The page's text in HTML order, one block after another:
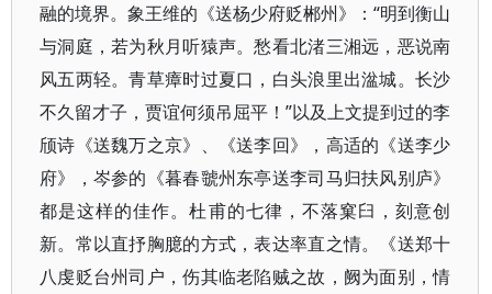
融的境界。象王维的《送杨少府贬郴州》：“明到衡山
与洞庭，若为秋月听猿声。愁看北渚三湘远，恶说南
风五两轻。青草瘴时过夏口，白头浪里出湓城。长沙
不久留才子，贾谊何须吊屈平！”以及上文提到过的李
颀诗《送魏万之京》、《送李回》，高适的《送李少
府》，岑参的《暮春虢州东亭送李司马归扶风别庐》
都是这样的佳作。杜甫的七律，不落窠臼，刻意创
新。常以直抒胸臆的方式，表达率直之情。《送郑十
八虔贬台州司户，伤其临老陷贼之故，阙为面别，情